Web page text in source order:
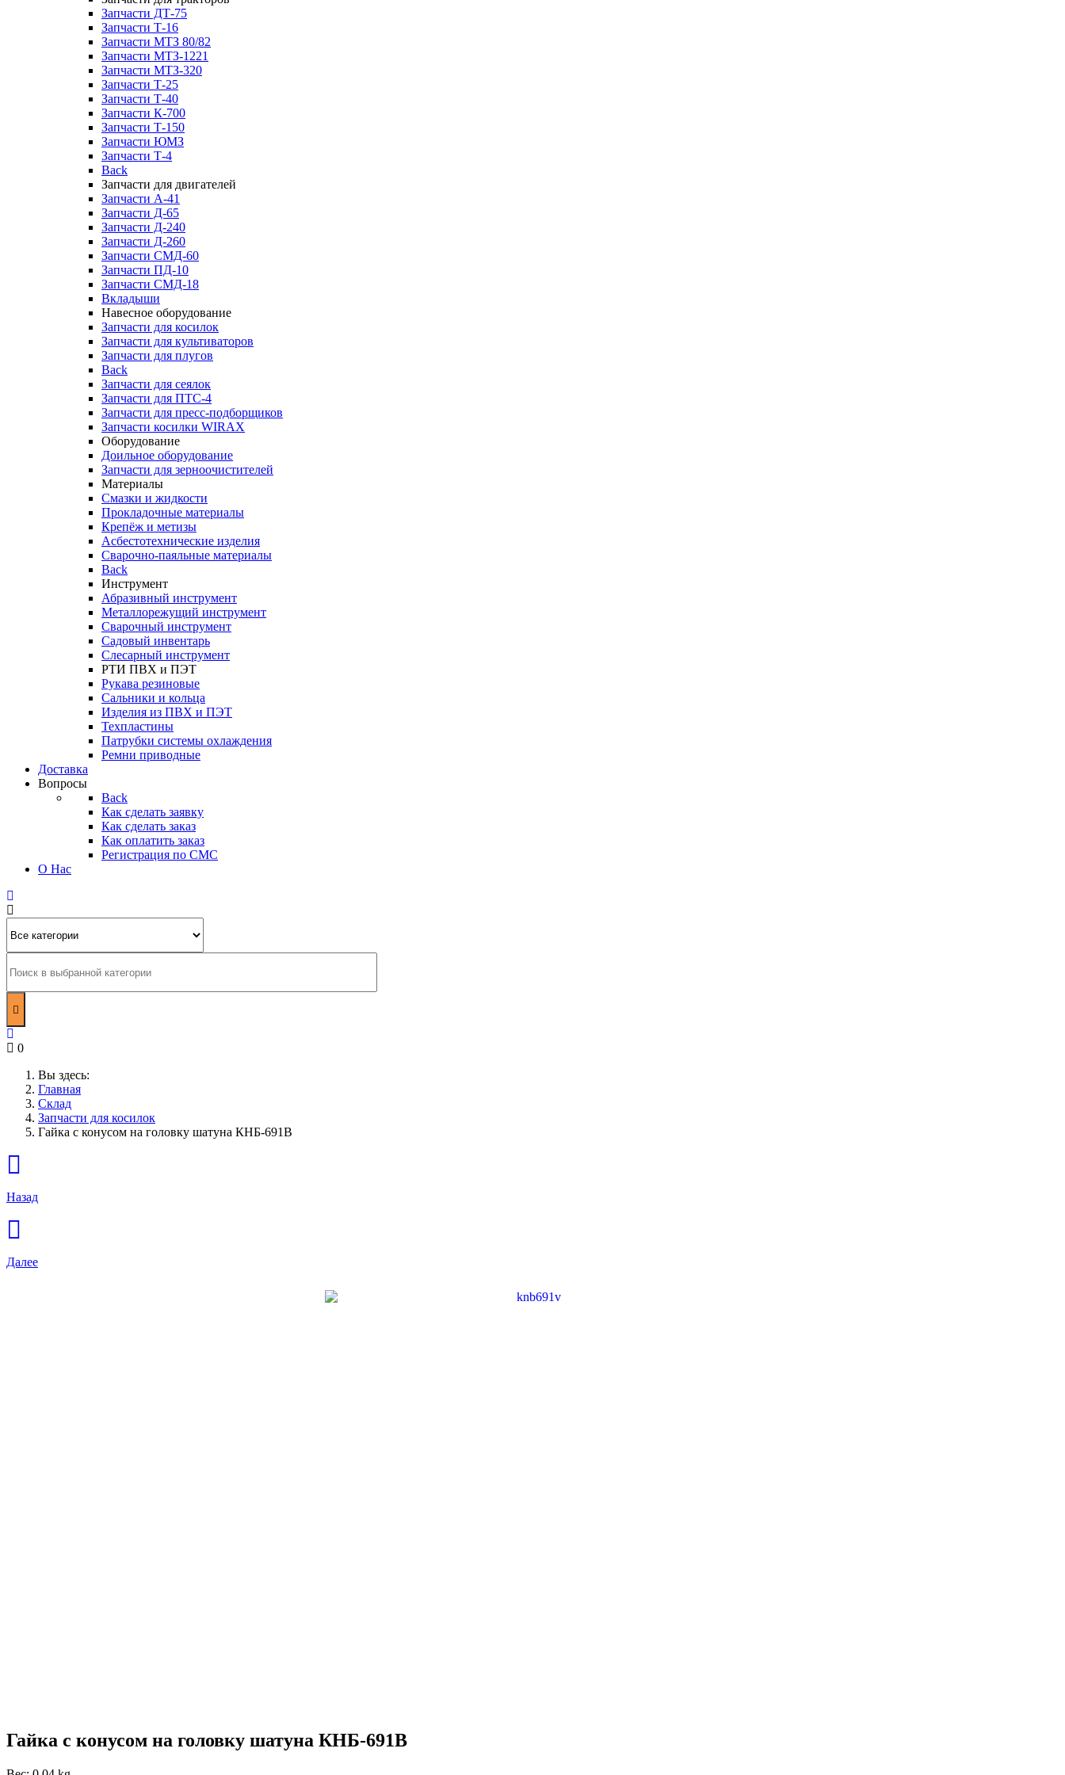
Запчасти ДТ-75
Запчасти Т-16
Запчасти МТЗ 80/82
Запчасти МТЗ-1221
Запчасти МТЗ-320
Запчасти Т-25
Запчасти Т-40
Запчасти К-700
Запчасти Т-150
Запчасти ЮМЗ
Запчасти Т-4
Back
Запчасти для двигателей
Запчасти А-41
Запчасти Д-65
Запчасти Д-240
Запчасти Д-260
Запчасти СМД-60
Запчасти ПД-10
Запчасти СМД-18
Вкладыши
Навесное оборудование
Запчасти для косилок
Запчасти для культиваторов
Запчасти для плугов
Back
Запчасти для сеялок
Запчасти для ПТС-4
Запчасти для пресс-подборщиков
Запчасти косилки WIRAX
Оборудование
Доильное оборудование
Запчасти для зерноочистителей
Материалы
Смазки и жидкости
Прокладочные материалы
Крепёж и метизы
Асбестотехнические изделия
Сварочно-паяльные материалы
Back
Инструмент
Абразивный инструмент
Металлорежущий инструмент
Сварочный инструмент
Садовый инвентарь
Слесарный инструмент
РТИ ПВХ и ПЭТ
Рукава резиновые
Сальники и кольца
Изделия из ПВХ и ПЭТ
Техпластины
Патрубки системы охлаждения
Ремни приводные
Доставка
Вопросы
Back
Как сделать заявку
Как сделать заказ
Как оплатить заказ
Регистрация по СМС
О Нас
0
Вы здесь:
Главная
Склад
Запчасти для косилок
Гайка с конусом на головку шатуна КНБ-691В
Назад
Далее
Гайка с конусом на головку шатуна КНБ-691В